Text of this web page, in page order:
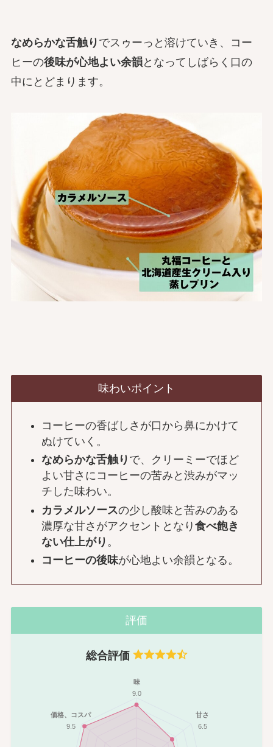
なめらかな舌触り でスゥーっと溶けていき、コー
ヒーの後味が心地よい余韻となってしばらく口の
中にとどまります。
味わいポイント
コーヒーの香ばしさが口から鼻にかけて
ぬけていく。
なめらかな舌触り で、クリーミーでほど
よい甘さにコーヒーの苦みと渋みがマッ
チした味わい。
カラメルソースの少し酸味と苦みのある
濃厚な甘さがアクセントとなり食べ飽き
ない仕上がり 。
コーヒーの後味が心地よい余韻となる。
評価
総合評価
味
9.0
甘さ
6.5
価格、コスパ
9.5